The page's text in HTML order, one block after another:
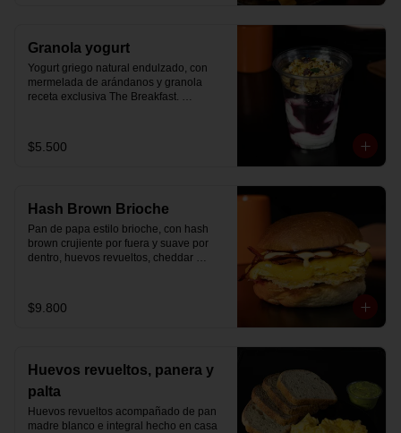
Granola yogurt
Yogurt griego natural endulzado, con
mermelada de arándanos y granola
receta exclusiva The Breakfast.
$5.500
Hash Brown Brioche
Pan de papa estilo brioche, con hash
brown crujiente por fuera y suave por
dentro, huevos revueltos, cheddar
partir el día en modo desayuno buffet.
$9.800
Huevos revueltos, panera y
palta
Huevos revueltos acompañado de pan
madre blanco e integral hecho en casa